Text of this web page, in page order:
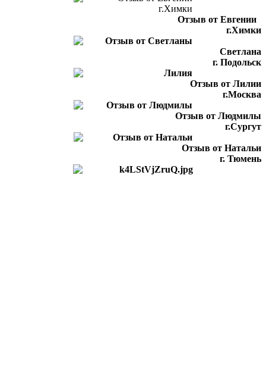
Отзыв от Евгении
г.Химки
Светлана
г. Подольск
Отзыв от Лилии
г.Москва
Отзыв от Людмилы
г.Сургут
Отзыв от Натальи
г. Тюмень